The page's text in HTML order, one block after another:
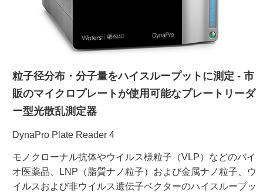
粒子径分布・分子量をハイスループットに測定 - 市
販のマイクロプレートが使用可能なプレートリーダ
ー型光散乱測定器
DynaPro Plate Reader 4
モノクローナル抗体やウイルス様粒子（VLP）などのバイ
オ医薬品、LNP（脂質ナノ粒子）および金属ナノ粒子、ウ
イルスおよび非ウイルス遺伝子ベクターのハイスループッ
ラボプランニング
実験フローガイド
ワケンG オンラインショップ
和研薬 ホームページ